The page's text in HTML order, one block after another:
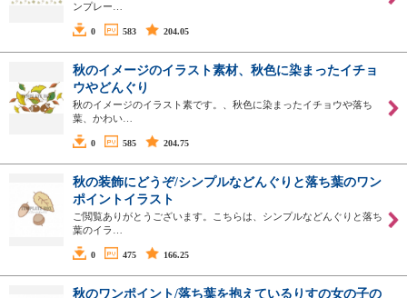
ンプレー…
0 583 204.05
秋のイメージのイラスト素材、秋色に染まったイチョ
ウやどんぐり
秋のイメージのイラスト素です。、秋色に染まったイチョウや落ち
葉、かわい…
0 585 204.75
秋の装飾にどうぞ/シンプルなどんぐりと落ち葉のワン
ポイントイラスト
ご閲覧ありがとうございます。こちらは、シンプルなどんぐりと落ち
葉のイラ…
0 475 166.25
秋のワンポイント/落ち葉を抱えているりすの女の子の